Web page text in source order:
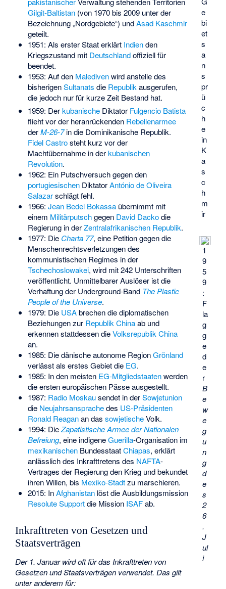
e
bi
et
s
a
n
s
pr
ü
c
h
e
in
K
a
s
c
h
m
ir
Gilgit-Baltistan(von 1970 bis 2009 unter der
Bezeichnung „Nordgebiete“) undAsad Kaschmir
geteilt.
1951: Als erster Staat erklärt Indienden
Kriegszustand mit Deutschlandoffiziell für
beendet.
1953: Auf den Maledivenwird anstelle des
bisherigenSultanats die Republikausgerufen,
die jedoch nur für kurze Zeit Bestand hat.
1
9
5
9
:
F
la
g
g
e
d
e
r
B
e
w
e
g
u
n
g
d
e
s
2
6
.
J
ul
i
1959: DerkubanischeDiktator Fulgencio Batista
flieht vor der heranrückenden Rebellenarmee
derM-26-7in die Dominikanische Republik.
Fidel Castrosteht kurz vor der
Machtübernahme in derkubanischen
Revolution.
1962: Ein Putschversuch gegen den
portugiesischenDiktatorAntónio de Oliveira
Salazarschlägt fehl.
1966: Jean Bedel Bokassaübernimmt mit
einem Militärputschgegen David Dackodie
Regierung in derZentralafrikanischen Republik.
1977: Die Charta 77, eine Petition gegen die
Menschenrechtsverletzungen des
kommunistischen Regimes in der
Tschechoslowakei, wird mit 242 Unterschriften
veröffentlicht. Unmittelbarer Auslöser ist die
Verhaftung der Underground-Band The Plastic
People of the Universe.
1979: Die USAbrechen die diplomatischen
Beziehungen zur Republik Chinaab und
erkennen stattdessen dieVolksrepublik China
an.
1985: Die dänische autonome RegionGrönland
verlässt als erstes Gebiet die EG.
1985: In den meisten EG-Mitgliedstaatenwerden
die ersten europäischen Pässe ausgestellt.
1987: Radio Moskausendet in derSowjetunion
die Neujahrsansprachedes US-Präsidenten
Ronald Reaganan das sowjetischeVolk.
1994: DieZapatistische Armee der Nationalen
Befreiung, eine indigeneGuerilla-Organisation im
mexikanischenBundesstaatChiapas, erklärt
anlässlich des Inkrafttretens des NAFTA-
Vertrages der Regierung den Krieg und bekundet
ihren Willen, bis Mexiko-Stadtzu marschieren.
2015: InAfghanistanlöst die Ausbildungsmission
Resolute Supportdie Mission ISAFab.
Inkrafttreten von Gesetzen und
Staatsverträgen
Der 1. Januar wird oft für das Inkrafttreten von
Gesetzen und Staatsverträgen verwendet. Das gilt
unter anderem für: